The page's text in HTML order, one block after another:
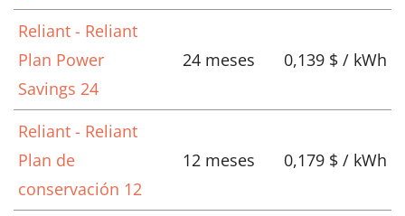
Reliant - Reliant
Plan Power
Savings 24
24 meses 0,139 $ / kWh
Reliant - Reliant
Plan de
conservación 12
12 meses 0,179 $ / kWh